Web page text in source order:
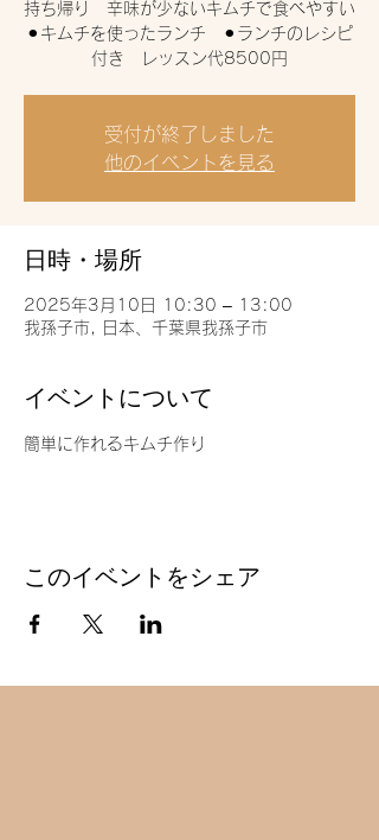
持ち帰り 辛味が少ないキムチで食べやすい
⚫︎キムチを使ったランチ ⚫︎ランチのレシピ
付き レッスン代8500円
受付が終了しました
他のイベントを見る
日時・場所
2025年3月10日 10:30 – 13:00
我孫子市, 日本、千葉県我孫子市
イベントについて
簡単に作れるキムチ作り
このイベントをシェア